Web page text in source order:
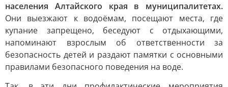
населения Алтайского края в муниципалитетах.
Они выезжают к водоёмам, посещают места, где
купание запрещено, беседуют с отдыхающими,
напоминают взрослым об ответственности за
безопасность детей и раздают памятки с основными
правилами безопасного поведения на воде.